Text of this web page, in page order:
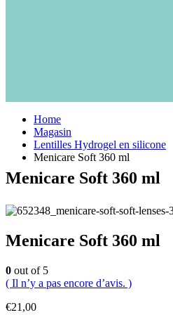
Home
Magasin
Lentilles Hydrogel en silicone
Menicare Soft 360 ml
Menicare Soft 360 ml
Menicare Soft 360 ml
0 out of 5
( Il n’y a pas encore d’avis. )
€21,00